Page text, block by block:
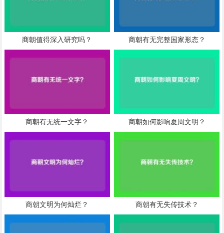
商朝值得深入研究吗？ 商朝有无完整国家形态？
商朝有无统一文字？ 商朝如何影响夏周文明？
商朝文明为何灿烂？ 商朝有无失传技术？